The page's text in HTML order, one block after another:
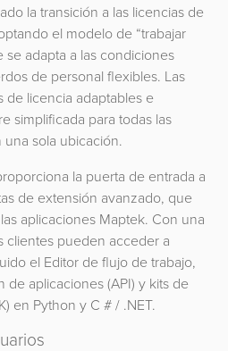
la transición a las licencias de
el modelo de “trabajar
adapta a las condiciones
de personal flexibles. Las
licencia adaptables e
simplificada para todas las
sola ubicación.
la puerta de entrada a
de extensión avanzado, que
aplicaciones Maptek. Con una
clientes pueden acceder a
el Editor de flujo de trabajo,
aplicaciones (API) y kits de
en Python y C # / .NET.